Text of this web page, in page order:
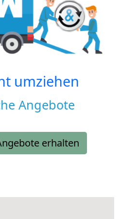
umziehen
Angebote
erhalten